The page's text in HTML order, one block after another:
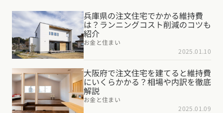
兵庫県の注文住宅でかかる維持費
は？ランニングコスト削減のコツも
紹介
お金と住まい
2025.01.10
大阪府で注文住宅を建てると維持費
にいくらかかる？相場や内訳を徹底
解説
お金と住まい
2025.01.09